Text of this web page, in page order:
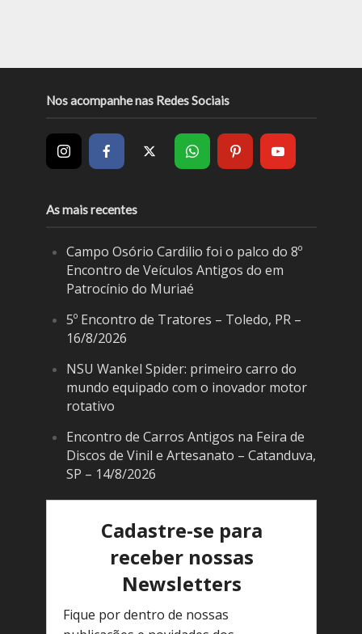
Nos acompanhe nas Redes Sociais
As mais recentes
Campo Osório Cardilio foi o palco do 8º
Encontro de Veículos Antigos do em
Patrocínio do Muriaé
5º Encontro de Tratores – Toledo, PR –
16/8/2026
NSU Wankel Spider: primeiro carro do
mundo equipado com o inovador motor
rotativo
Encontro de Carros Antigos na Feira de
Discos de Vinil e Artesanato – Catanduva,
SP – 14/8/2026